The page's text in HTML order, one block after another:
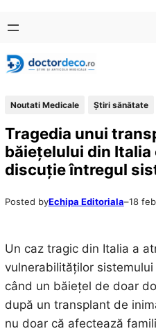
conținut
content
Noutati Medicale Ştiri sănătate
Tragedia unui
băiețelului din Italia
discuție întregul
Posted byEchipa Editoriala–18
Un caz tragic din Italia a
vulnerabilităților
când un băiețel de doar
după un transplant de
nu doar că afectează